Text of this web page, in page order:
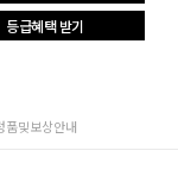
등급혜택 받기
품및보상안내